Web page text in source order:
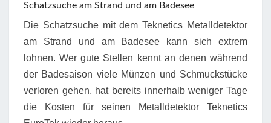
Schatzsuche am Strand und am Badesee
Die Schatzsuche mit dem Teknetics Metalldetektor
am Strand und am Badesee kann sich extrem
lohnen. Wer gute Stellen kennt an denen während
der Badesaison viele Münzen und Schmuckstücke
verloren gehen, hat bereits innerhalb weniger Tage
die Kosten für seinen Metalldetektor Teknetics